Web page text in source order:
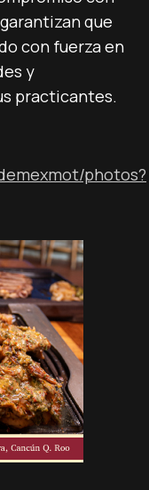
que
con fuerza en
y
practicantes.
photos?